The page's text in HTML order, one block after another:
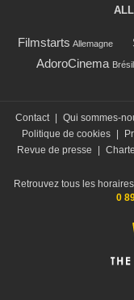
Filmstarts Allemagne
AdoroCinema Brésil
Contact Qui sommes-
Politique de cookies
Revue de presse
Retrouvez tous les
0